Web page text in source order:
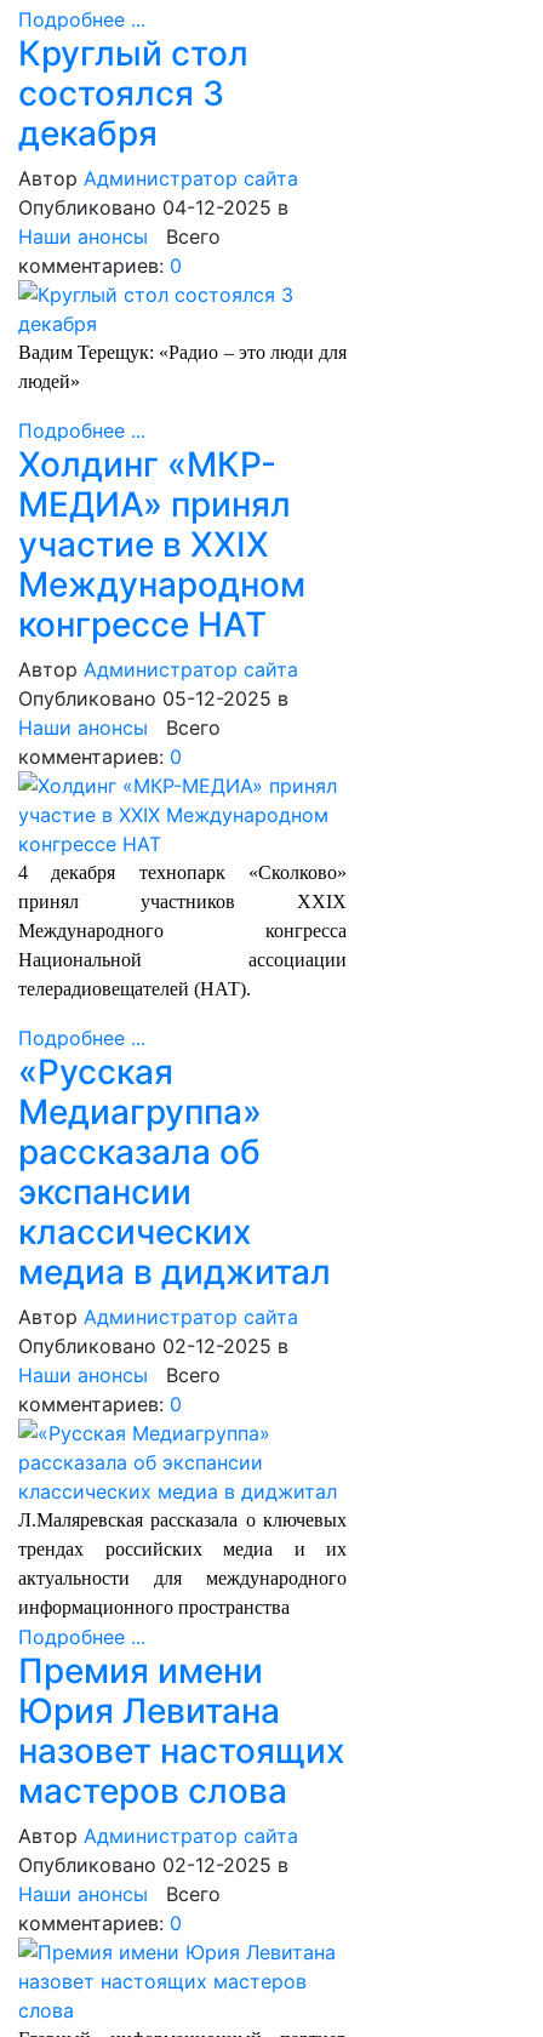
Подробнее ...
Круглый стол
состоялся 3
декабря
Автор Администратор сайта
Опубликовано 04-12-2025 в
Наши анонсы Всего
комментариев: 0
Вадим Терещук: «Радио – это люди для
людей»
Подробнее ...
Холдинг «МКР-
МЕДИА» принял
участие в XXIX
Международном
конгрессе НАТ
Автор Администратор сайта
Опубликовано 05-12-2025 в
Наши анонсы Всего
комментариев: 0
4 декабря технопарк «Сколково»
принял участников XXIX
Международного конгресса
Национальной ассоциации
телерадиовещателей (НАТ).
Подробнее ...
«Русская
Медиагруппа»
рассказала об
экспансии
классических
медиа в диджитал
Автор Администратор сайта
Опубликовано 02-12-2025 в
Наши анонсы Всего
комментариев: 0
Л.Маляревская рассказала о ключевых
трендах российских медиа и их
актуальности для международного
информационного пространства
Подробнее ...
Премия имени
Юрия Левитана
назовет настоящих
мастеров слова
Автор Администратор сайта
Опубликовано 02-12-2025 в
Наши анонсы Всего
комментариев: 0